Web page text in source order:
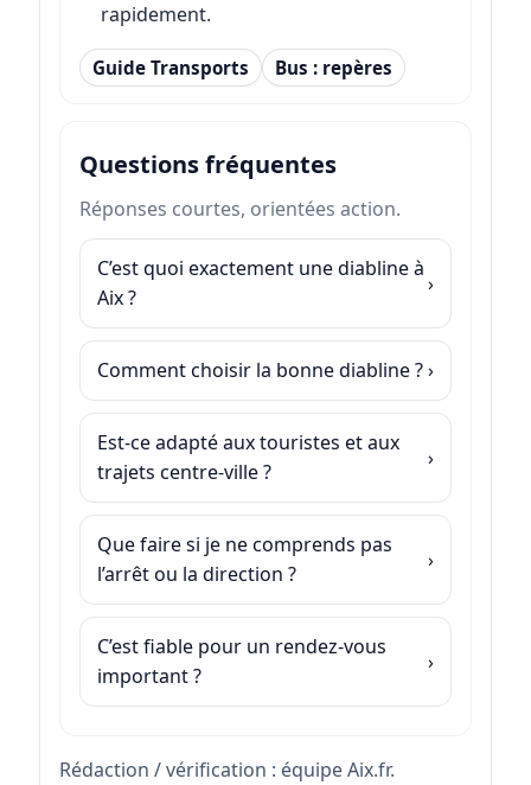
rapidement.
Guide Transports Bus : repères
Questions fréquentes
Réponses courtes, orientées action.
C’est quoi exactement une diabline à
Aix ?
Comment choisir la bonne diabline ?
Est-ce adapté aux touristes et aux
trajets centre-ville ?
Que faire si je ne comprends pas
l’arrêt ou la direction ?
C’est fiable pour un rendez-vous
important ?
Rédaction / vérification : équipe Aix.fr.